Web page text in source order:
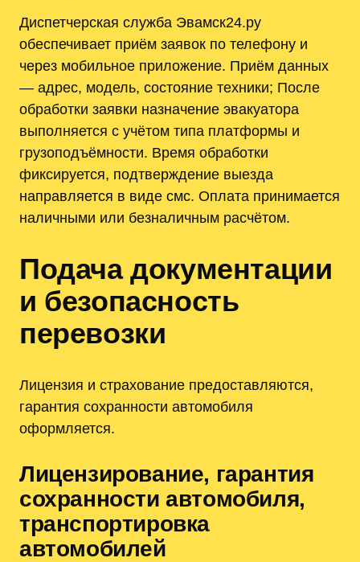
Диспетчерская служба Эвамск24.ру
обеспечивает приём заявок по телефону и
через мобильное приложение. Приём данных
— адрес, модель, состояние техники; После
обработки заявки назначение эвакуатора
выполняется с учётом типа платформы и
грузоподъёмности. Время обработки
фиксируется, подтверждение выезда
направляется в виде смс. Оплата принимается
наличными или безналичным расчётом.
Подача документации
и безопасность
перевозки
Лицензия и страхование предоставляются,
гарантия сохранности автомобиля
оформляется.
Лицензирование, гарантия
сохранности автомобиля,
транспортировка
автомобилей